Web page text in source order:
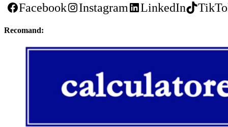
Facebook Instagram LinkedIn
Recomand: